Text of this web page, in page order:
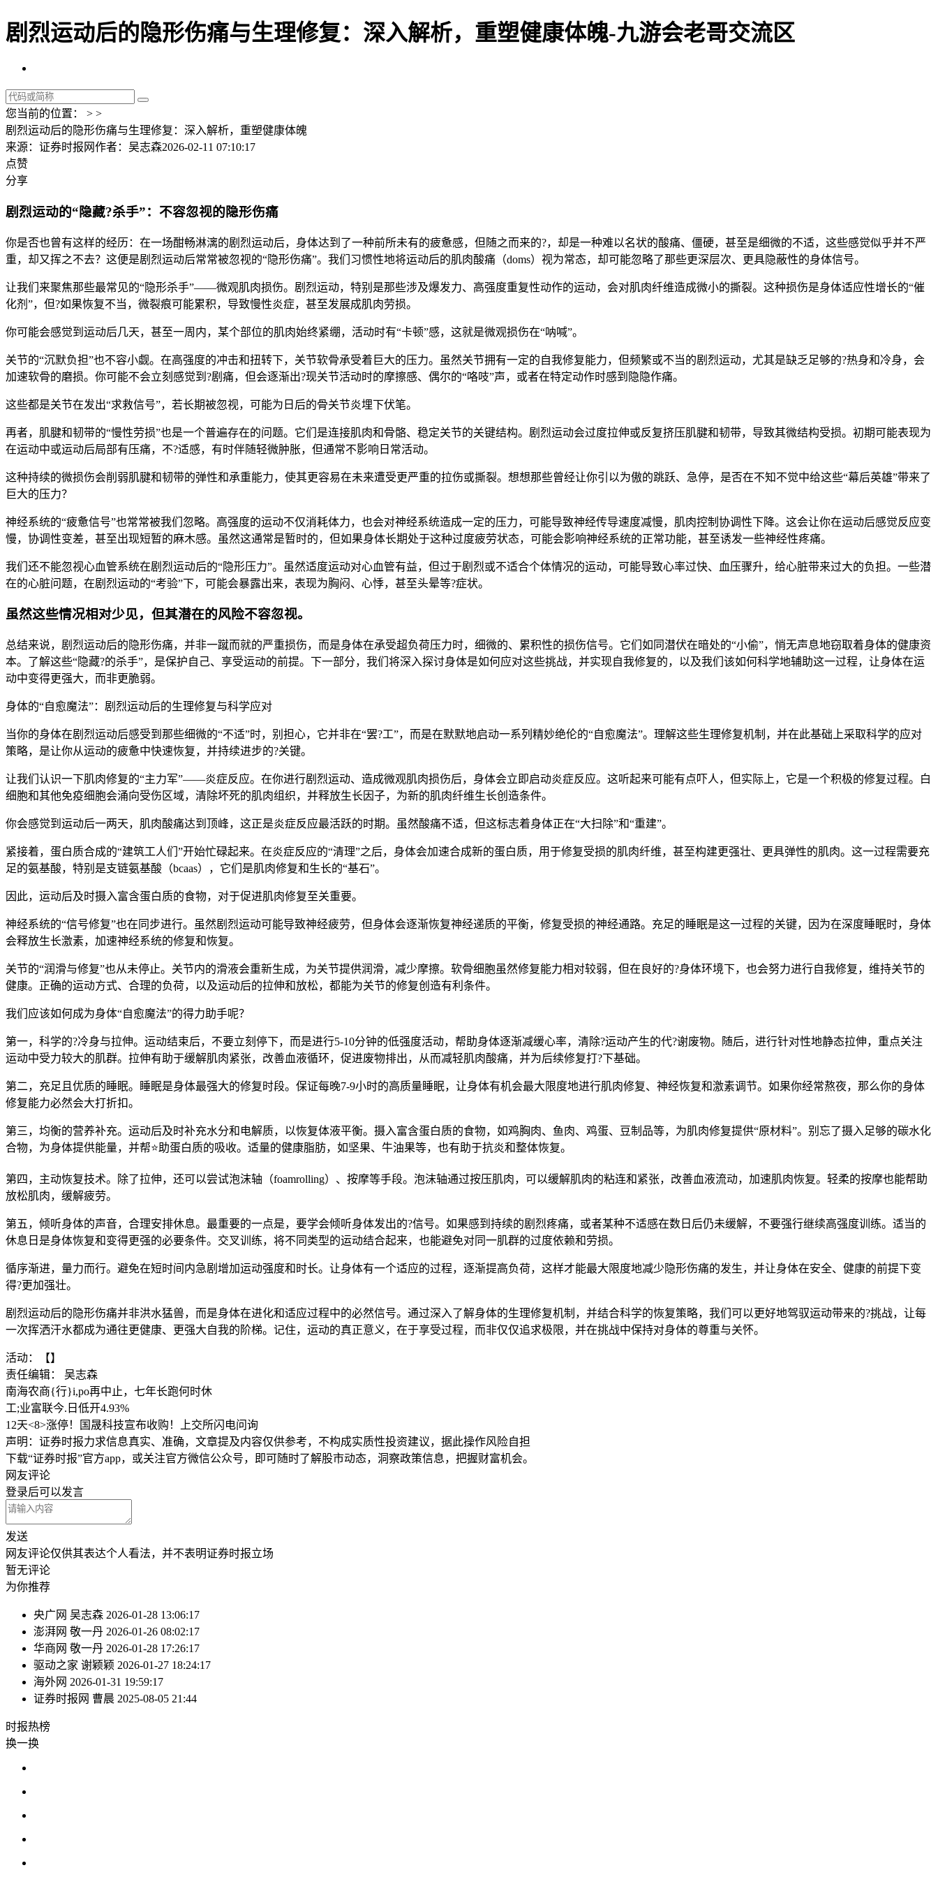
剧烈运动后的隐形伤痛与生理修复：深入解析，重塑健康体魄-九游会老哥交流区
您当前的位置： > >
剧烈运动后的隐形伤痛与生理修复：深入解析，重塑健康体魄
来源：证券时报网作者：吴志森2026-02-11 07:10:17
点赞
分享
剧烈运动的“隐藏?杀手”：不容忽视的隐形伤痛
你是否也曾有这样的经历：在一场酣畅淋漓的剧烈运动后，身体达到了一种前所未有的疲惫感，但随之而来的?，却是一种难以名状的酸痛、僵硬，甚至是细微的不适，这些感觉似乎并不严
重，却又挥之不去？这便是剧烈运动后常常被忽视的“隐形伤痛”。我们习惯性地将运动后的肌肉酸痛（doms）视为常态，却可能忽略了那些更深层次、更具隐蔽性的身体信号。
让我们来聚焦那些最常见的“隐形杀手”——微观肌肉损伤。剧烈运动，特别是那些涉及爆发力、高强度重复性动作的运动，会对肌肉纤维造成微小的撕裂。这种损伤是身体适应性增长的“催
化剂”，但?如果恢复不当，微裂痕可能累积，导致慢性炎症，甚至发展成肌肉劳损。
你可能会感觉到运动后几天，甚至一周内，某个部位的肌肉始终紧绷，活动时有“卡顿”感，这就是微观损伤在“呐喊”。
关节的“沉默负担”也不容小觑。在高强度的冲击和扭转下，关节软骨承受着巨大的压力。虽然关节拥有一定的自我修复能力，但频繁或不当的剧烈运动，尤其是缺乏足够的?热身和冷身，会
加速软骨的磨损。你可能不会立刻感觉到?剧痛，但会逐渐出?现关节活动时的摩擦感、偶尔的“咯吱”声，或者在特定动作时感到隐隐作痛。
这些都是关节在发出“求救信号”，若长期被忽视，可能为日后的骨关节炎埋下伏笔。
再者，肌腱和韧带的“慢性劳损”也是一个普遍存在的问题。它们是连接肌肉和骨骼、稳定关节的关键结构。剧烈运动会过度拉伸或反复挤压肌腱和韧带，导致其微结构受损。初期可能表现为
在运动中或运动后局部有压痛，不?适感，有时伴随轻微肿胀，但通常不影响日常活动。
这种持续的微损伤会削弱肌腱和韧带的弹性和承重能力，使其更容易在未来遭受更严重的拉伤或撕裂。想想那些曾经让你引以为傲的跳跃、急停，是否在不知不觉中给这些“幕后英雄”带来了
巨大的压力？
神经系统的“疲惫信号”也常常被我们忽略。高强度的运动不仅消耗体力，也会对神经系统造成一定的压力，可能导致神经传导速度减慢，肌肉控制协调性下降。这会让你在运动后感觉反应变
慢，协调性变差，甚至出现短暂的麻木感。虽然这通常是暂时的，但如果身体长期处于这种过度疲劳状态，可能会影响神经系统的正常功能，甚至诱发一些神经性疼痛。
我们还不能忽视心血管系统在剧烈运动后的“隐形压力”。虽然适度运动对心血管有益，但过于剧烈或不适合个体情况的运动，可能导致心率过快、血压骤升，给心脏带来过大的负担。一些潜
在的心脏问题，在剧烈运动的“考验”下，可能会暴露出来，表现为胸闷、心悸，甚至头晕等?症状。
虽然这些情况相对少见，但其潜在的风险不容忽视。
总结来说，剧烈运动后的隐形伤痛，并非一蹴而就的严重损伤，而是身体在承受超负荷压力时，细微的、累积性的损伤信号。它们如同潜伏在暗处的“小偷”，悄无声息地窃取着身体的健康资
本。了解这些“隐藏?的杀手”，是保护自己、享受运动的前提。下一部分，我们将深入探讨身体是如何应对这些挑战，并实现自我修复的，以及我们该如何科学地辅助这一过程，让身体在运
动中变得更强大，而非更脆弱。
身体的“自愈魔法”：剧烈运动后的生理修复与科学应对
当你的身体在剧烈运动后感受到那些细微的“不适”时，别担心，它并非在“罢?工”，而是在默默地启动一系列精妙绝伦的“自愈魔法”。理解这些生理修复机制，并在此基础上采取科学的应对
策略，是让你从运动的疲惫中快速恢复，并持续进步的?关键。
让我们认识一下肌肉修复的“主力军”——炎症反应。在你进行剧烈运动、造成微观肌肉损伤后，身体会立即启动炎症反应。这听起来可能有点吓人，但实际上，它是一个积极的修复过程。白
细胞和其他免疫细胞会涌向受伤区域，清除坏死的肌肉组织，并释放生长因子，为新的肌肉纤维生长创造条件。
你会感觉到运动后一两天，肌肉酸痛达到顶峰，这正是炎症反应最活跃的时期。虽然酸痛不适，但这标志着身体正在“大扫除”和“重建”。
紧接着，蛋白质合成的“建筑工人们”开始忙碌起来。在炎症反应的“清理”之后，身体会加速合成新的蛋白质，用于修复受损的肌肉纤维，甚至构建更强壮、更具弹性的肌肉。这一过程需要充
足的氨基酸，特别是支链氨基酸（bcaas），它们是肌肉修复和生长的“基石”。
因此，运动后及时摄入富含蛋白质的食物，对于促进肌肉修复至关重要。
神经系统的“信号修复”也在同步进行。虽然剧烈运动可能导致神经疲劳，但身体会逐渐恢复神经递质的平衡，修复受损的神经通路。充足的睡眠是这一过程的关键，因为在深度睡眠时，身体
会释放生长激素，加速神经系统的修复和恢复。
关节的“润滑与修复”也从未停止。关节内的滑液会重新生成，为关节提供润滑，减少摩擦。软骨细胞虽然修复能力相对较弱，但在良好的?身体环境下，也会努力进行自我修复，维持关节的
健康。正确的运动方式、合理的负荷，以及运动后的拉伸和放松，都能为关节的修复创造有利条件。
我们应该如何成为身体“自愈魔法”的得力助手呢？
第一，科学的?冷身与拉伸。运动结束后，不要立刻停下，而是进行5-10分钟的低强度活动，帮助身体逐渐减缓心率，清除?运动产生的代?谢废物。随后，进行针对性地静态拉伸，重点关注
运动中受力较大的肌群。拉伸有助于缓解肌肉紧张，改善血液循环，促进废物排出，从而减轻肌肉酸痛，并为后续修复打?下基础。
第二，充足且优质的睡眠。睡眠是身体最强大的修复时段。保证每晚7-9小时的高质量睡眠，让身体有机会最大限度地进行肌肉修复、神经恢复和激素调节。如果你经常熬夜，那么你的身体
修复能力必然会大打折扣。
第三，均衡的营养补充。运动后及时补充水分和电解质，以恢复体液平衡。摄入富含蛋白质的食物，如鸡胸肉、鱼肉、鸡蛋、豆制品等，为肌肉修复提供“原材料”。别忘了摄入足够的碳水化
合物，为身体提供能量，并帮⭐助蛋白质的吸收。适量的健康脂肪，如坚果、牛油果等，也有助于抗炎和整体恢复。
第四，主动恢复技术。除了拉伸，还可以尝试泡沫轴（foamrolling）、按摩等手段。泡沫轴通过按压肌肉，可以缓解肌肉的粘连和紧张，改善血液流动，加速肌肉恢复。轻柔的按摩也能帮助
放松肌肉，缓解疲劳。
第五，倾听身体的声音，合理安排休息。最重要的一点是，要学会倾听身体发出的?信号。如果感到持续的剧烈疼痛，或者某种不适感在数日后仍未缓解，不要强行继续高强度训练。适当的
休息日是身体恢复和变得更强的必要条件。交叉训练，将不同类型的运动结合起来，也能避免对同一肌群的过度依赖和劳损。
循序渐进，量力而行。避免在短时间内急剧增加运动强度和时长。让身体有一个适应的过程，逐渐提高负荷，这样才能最大限度地减少隐形伤痛的发生，并让身体在安全、健康的前提下变
得?更加强壮。
剧烈运动后的隐形伤痛并非洪水猛兽，而是身体在进化和适应过程中的必然信号。通过深入了解身体的生理修复机制，并结合科学的恢复策略，我们可以更好地驾驭运动带来的?挑战，让每
一次挥洒汗水都成为通往更健康、更强大自我的阶梯。记住，运动的真正意义，在于享受过程，而非仅仅追求极限，并在挑战中保持对身体的尊重与关怀。
活动：【】
责任编辑： 吴志森
南海农商{行}i,po再中止，七年长跑何时休
工;业富联今.日低开4.93%
12天<8>涨停！国晟科技宣布收购！上交所闪电问询
声明：证券时报力求信息真实、准确，文章提及内容仅供参考，不构成实质性投资建议，据此操作风险自担
下载“证券时报”官方app，或关注官方微信公众号，即可随时了解股市动态，洞察政策信息，把握财富机会。
网友评论
登录后可以发言
发送
网友评论仅供其表达个人看法，并不表明证券时报立场
暂无评论
为你推荐
央广网 吴志森 2026-01-28 13:06:17
澎湃网 敬一丹 2026-01-26 08:02:17
华商网 敬一丹 2026-01-28 17:26:17
驱动之家 谢颖颖 2026-01-27 18:24:17
海外网 2026-01-31 19:59:17
证券时报网 曹晨 2025-08-05 21:44
时报热榜
换一换